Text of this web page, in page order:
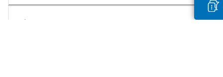
Butikk